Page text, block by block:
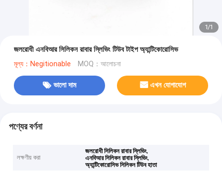
1/1
জলরোধী এনবিআর সিলিকন রাবার স্লিভিং টিউব টাইপ অ্যান্টিকোরোসিভ
মূল্য：Negitionable MOQ：আলোচনা
ভালো দাম এখন যোগাযোগ
পণ্যের বর্ণনা
লক্ষণীয় করা
জলরোধী সিলিকন রাবার স্লিভিং,
এনবিআর সিলিকন রাবার স্লিভিং,
অ্যান্টিকোরোসিভ সিলিকন টিউব হাতা